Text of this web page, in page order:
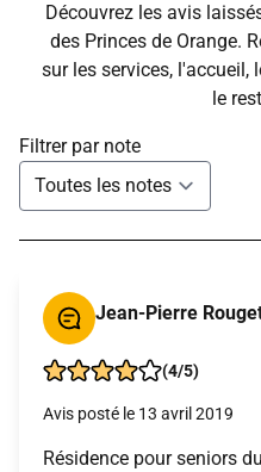
Découvrez les avis
des Princes de Orange.
sur les services, l'accueil,
le
Filtrer par note
Jean-Pierre
(4/5)
Avis posté le 13 avril 2019
Résidence pour seniors